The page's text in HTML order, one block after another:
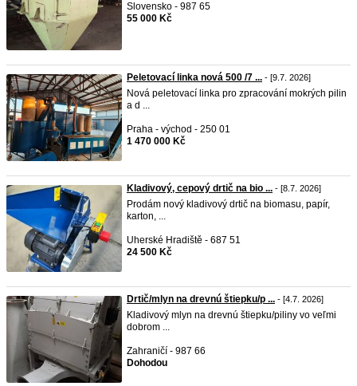
Slovensko - 987 65
55 000 Kč
Peletovací linka nová 500 /7 ... - [9.7. 2026]
Nová peletovací linka pro zpracování mokrých pilin
a d ...
Praha - východ - 250 01
1 470 000 Kč
Kladivový, cepový drtič na bio ... - [8.7. 2026]
Prodám nový kladivový drtič na biomasu, papír,
karton, ...
Uherské Hradiště - 687 51
24 500 Kč
Drtič/mlyn na drevnú štiepku/p ... - [4.7. 2026]
Kladivový mlyn na drevnú štiepku/piliny vo veľmi
dobrom ...
Zahraničí - 987 66
Dohodou